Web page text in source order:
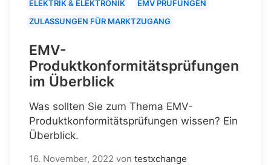
ELEKTRIK & ELEKTRONIK
EMV PRÜFUNGEN
ZULASSUNGEN FÜR MARKTZUGANG
EMV-
Produktkonformitätsprüfungen
im Überblick
Was sollten Sie zum Thema EMV-
Produktkonformitätsprüfungen wissen? Ein
Überblick.
16. November, 2022 von testxchange